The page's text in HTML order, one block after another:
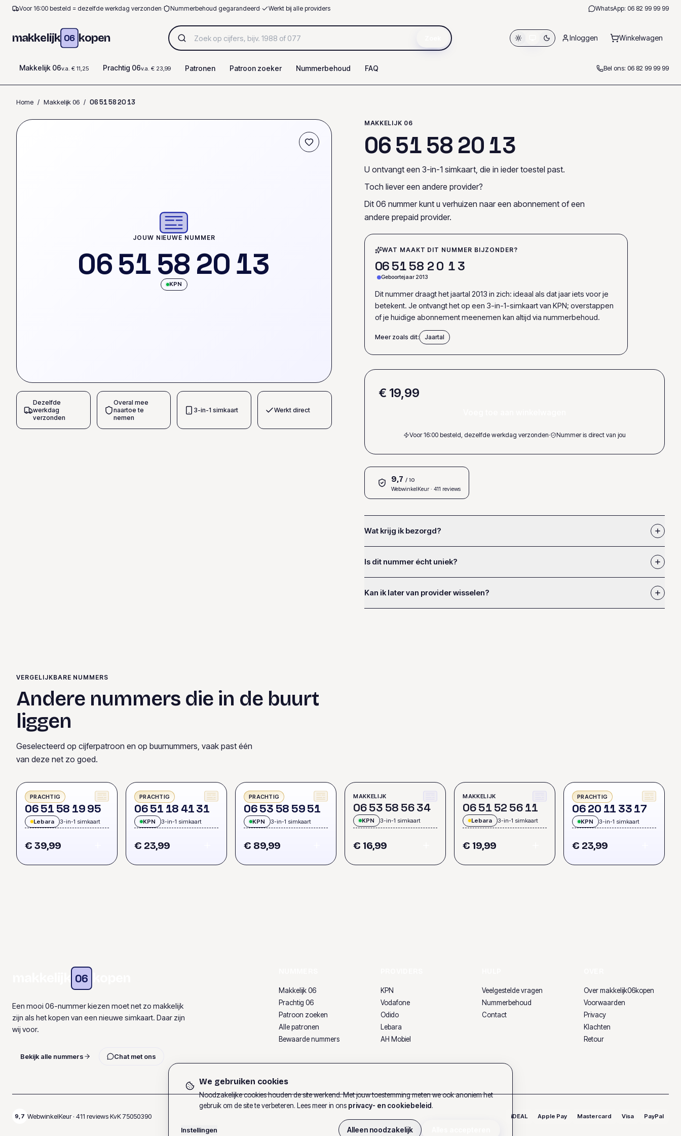
Voor 16:00 besteld = dezelfde werkdag verzonden· Nummerbehoud gegarandeerd· Werkt bij alle providers WhatsApp: 06 82 99 99 99
makkelijk 06 kopen Inloggen Winkelwagen
Makkelijk 06v.a. € 11,25 Prachtig 06v.a. € 23,99 Patronen Patroon zoeker Nummerbehoud FAQ Bel ons: 06 82 99 99 99
Home / Makkelijk 06 / 0651582013
JOUW NIEUWE NUMMER
0651 58 2013
KPN
Dezelfde
werkdag
verzonden
Overal mee
naartoe te
nemen
3-in-1 simkaart Werkt direct
MAKKELIJK 06
065158 2013
U ontvangt een 3-in-1 simkaart, die in ieder toestel past.
Toch liever een andere provider?
Dit 06 nummer kunt u verhuizen naar een abonnement of een
andere prepaid provider.
WAT MAAKT DIT NUMMER BIJZONDER?
065158 20 13
Geboortejaar 2013
Dit nummer draagt het jaartal 2013 in zich: ideaal als dat jaar iets voor je
betekent. Je ontvangt het op een 3-in-1-simkaart van KPN; overstappen
of je huidige abonnement meenemen kan altijd via nummerbehoud.
Meer zoals dit: Jaartal
€ 19,99
Voor 16:00 besteld, dezelfde werkdag verzonden· Nummer is direct van jou
9,7 / 10
WebwinkelKeur· 411 reviews
Wat krijg ik bezorgd?
Is dit nummer écht uniek?
Kan ik later van provider wisselen?
VERGELIJKBARE NUMMERS
Andere nummers die in de buurt
liggen
Geselecteerd op cijferpatroon en op buurnummers, vaak past één
van deze net zo goed.
PRACHTIG
0651 58 1995
Lebara 3-in-1 simkaart
€ 39,99
PRACHTIG
0651 18 4131
KPN 3-in-1 simkaart
€ 23,99
PRACHTIG
0653 58 5951
KPN 3-in-1 simkaart
€ 89,99
MAKKELIJK
0653 58 5634
KPN 3-in-1 simkaart
€ 16,99
MAKKELIJK
0651 52 5611
Lebara 3-in-1 simkaart
€ 19,99
PRACHTIG
0620 11 3317
KPN 3-in-1 simkaart
€ 23,99
06
Een mooi 06-nummer kiezen moet net zo makkelijk
zijn als het kopen van een nieuwe simkaart. Daar zijn
wij voor.
Bekijk alle nummers Chat met ons
Makkelijk 06
Prachtig 06
Patroon zoeken
Alle patronen
Bewaarde nummers
KPN
Vodafone
Odido
Lebara
AH Mobiel
Veelgestelde vragen
Nummerbehoud
Contact
Over makkelijk06kopen
Voorwaarden
Privacy
Klachten
Retour
9,7 WebwinkelKeur · 411 reviews·KvK75050390 iDEAL Apple Pay Mastercard Visa PayPal
We gebruiken cookies
Noodzakelijke cookies houden de site werkend. Met jouw toestemming meten we ook anoniem het
gebruik om de site te verbeteren. Lees meer in ons privacy- en cookiebeleid.
Instellingen Alleen noodzakelijk